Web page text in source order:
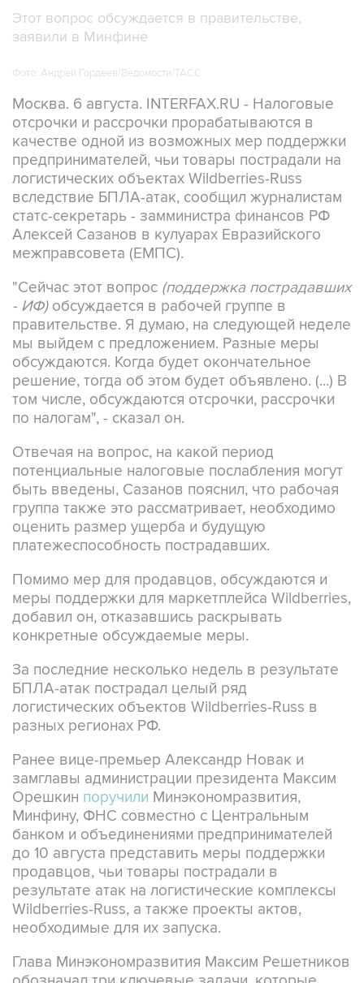
Этот вопрос обсуждается в правительстве,
заявили в Минфине
Фото: Андрей Гордеев/Ведомости/ТАСС
Москва. 6 августа. INTERFAX.RU - Налоговые
отсрочки и рассрочки прорабатываются в
качестве одной из возможных мер поддержки
предпринимателей, чьи товары пострадали на
логистических объектах Wildberries-Russ
вследствие БПЛА-атак, сообщил журналистам
статс-секретарь - замминистра финансов РФ
Алексей Сазанов в кулуарах Евразийского
межправсовета (ЕМПС).
"Сейчас этот вопрос (поддержка пострадавших
- ИФ)обсуждается в рабочей группе в
правительстве. Я думаю, на следующей неделе
мы выйдем с предложением. Разные меры
обсуждаются. Когда будет окончательное
решение, тогда об этом будет объявлено. (...) В
том числе, обсуждаются отсрочки, рассрочки
по налогам", - сказал он.
Отвечая на вопрос, на какой период
потенциальные налоговые послабления могут
быть введены, Сазанов пояснил, что рабочая
группа также это рассматривает, необходимо
оценить размер ущерба и будущую
платежеспособность пострадавших.
Помимо мер для продавцов, обсуждаются и
меры поддержки для маркетплейса Wildberries,
добавил он, отказавшись раскрывать
конкретные обсуждаемые меры.
За последние несколько недель в результате
БПЛА-атак пострадал целый ряд
логистических объектов Wildberries-Russ в
разных регионах РФ.
Ранее вице-премьер Александр Новак и
замглавы администрации президента Максим
Орешкин поручили Минэкономразвития,
Минфину, ФНС совместно с Центральным
банком и объединениями предпринимателей
до 10 августа представить меры поддержки
продавцов, чьи товары пострадали в
результате атак на логистические комплексы
Wildberries-Russ, а также проекты актов,
необходимые для их запуска.
Глава Минэкономразвития Максим Решетников